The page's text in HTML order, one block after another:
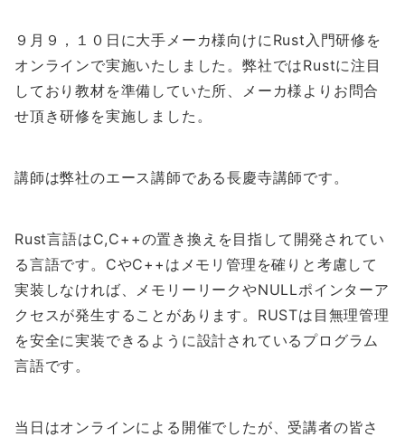
９月９，１０日に大手メーカ様向けにRust入門研修を
オンラインで実施いたしました。弊社ではRustに注目
しており教材を準備していた所、メーカ様よりお問合
せ頂き研修を実施しました。
講師は弊社のエース講師である長慶寺講師です。
Rust言語はC,C++の置き換えを目指して開発されてい
る言語です。CやC++はメモリ管理を確りと考慮して
実装しなければ、メモリーリークやNULLポインターア
クセスが発生することがあります。RUSTは目無理管理
を安全に実装できるように設計されているプログラム
言語です。
当日はオンラインによる開催でしたが、受講者の皆さ